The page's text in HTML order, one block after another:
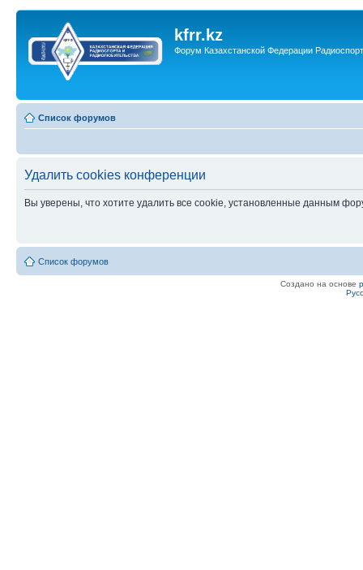
kfrr.kz
Форум Казахстанской Федерации
Список форумов
Удалить cookies конференции
Вы уверены, что хотите удалить все cookie, установленные данным
Список форумов
Создано на основе